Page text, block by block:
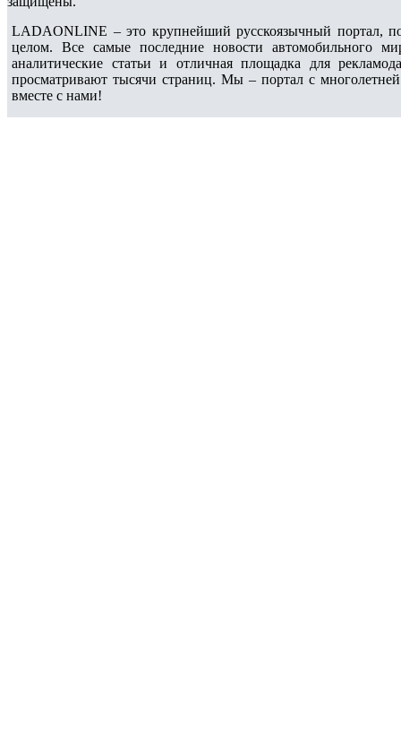
LADAONLINE – это крупнейший русскоязычный портал,
целом. Все самые последние новости автомобильного
аналитические статьи и отличная площадка для
просматривают тысячи страниц. Мы – портал с
вместе с нами!